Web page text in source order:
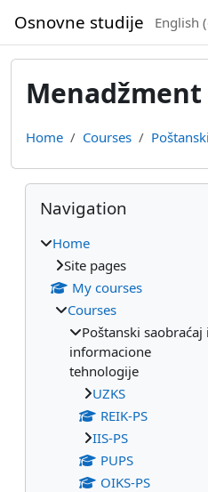
Osnovne studije English
Menadžment
Home Courses
Blocks
Skip Navigation
Navigation
Home
Site pages
My courses
Courses
Poštanski saobraćaj i
informacione
tehnologije
UZKS
REIK-PS
IIS-PS
PUPS
OIKS-PS